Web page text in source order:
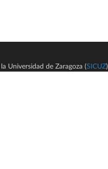
Universidad de Zaragoza (SICUZ)